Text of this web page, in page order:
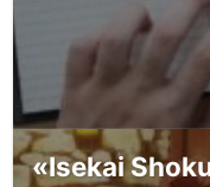
«Isekai